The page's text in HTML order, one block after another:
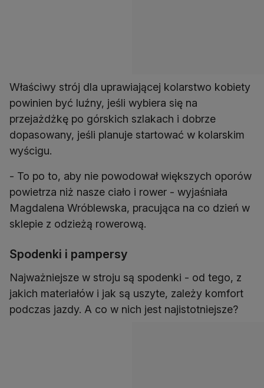
Właściwy strój dla uprawiającej kolarstwo kobiety
powinien być luźny, jeśli wybiera się na
przejażdżkę po górskich szlakach i dobrze
dopasowany, jeśli planuje startować w kolarskim
wyścigu.
- To po to, aby nie powodował większych oporów
powietrza niż nasze ciało i rower - wyjaśniała
Magdalena Wróblewska, pracująca na co dzień w
sklepie z odzieżą rowerową.
Spodenki i pampersy
Najważniejsze w stroju są spodenki - od tego, z
jakich materiałów i jak są uszyte, zależy komfort
podczas jazdy. A co w nich jest najistotniejsze?